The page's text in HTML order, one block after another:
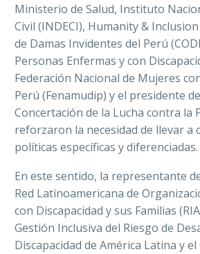
Ministerio de Salud, Instituto
Civil (INDECI), Humanity &
de Damas Invidentes del Perú
Personas Enfermas y con
Federación Nacional de Mujeres
Perú (Fenamudip) y el presidente
Concertación de la Lucha contra la
reforzaron la necesidad de llevar a
políticas específicas y diferenciadas.
En este sentido, la representante
Red Latinoamericana de
con Discapacidad y sus Familias
Gestión Inclusiva del Riesgo de
Discapacidad de América Latina y el